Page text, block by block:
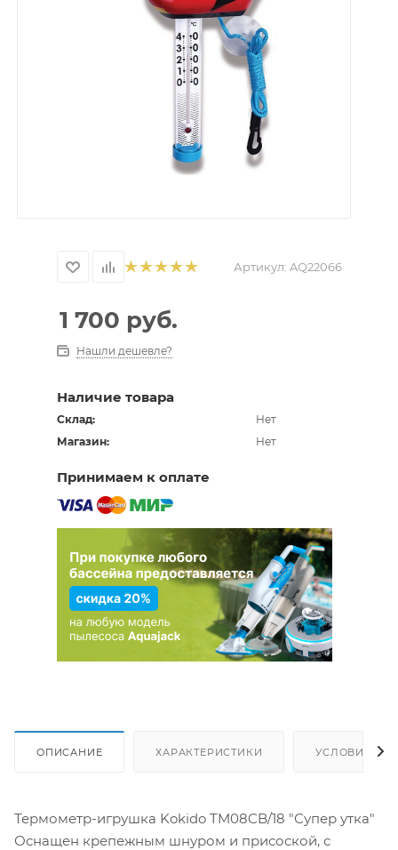
Артикул: AQ22066
1 700 руб.
Нашли дешевле?
Наличие товара
Склад:
Нет
Магазин:
Нет
Принимаем к оплате
ОПИСАНИЕ ХАРАКТЕРИСТИКИ УСЛОВИЯ
Термометр-игрушка Kokido TM08CB/18 "Супер утка"
Оснащен крепежным шнуром и присоской, с